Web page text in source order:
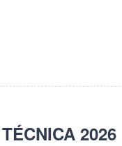
2026